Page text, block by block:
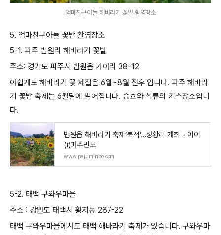
엄마친구아들 해바라기 꽃밭 촬영장소
5. 엄마친구아들 꽃밭 촬영장소
5-1. 파주 법원리 해바라기 꽃밭
주소: 경기도 파주시 법원읍 가야리 38-12
아쉽게도 해바라기 꽃 제철은 6월~8월 전후 입니다. 파주 해바라
기 꽃밭 축제는 6월달에 벌어집니다. 승효와 석류의 키스장소입니
다.
법원읍 해바라기 축제‘북적’…성황리 개최 - 아이
(i)파주민보
www.pajuminbo.com
5-2. 태백 구와우마을
주소 : 강원도 태백시 황지동 287-22
태백 구와우마을에서도 태백 해바라기 축제가 있습니다. 구와우마